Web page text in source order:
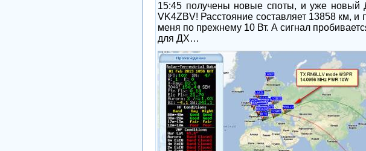
15:45 получены новые споты, и уже новый
VK4ZBV! Расстояние составляет 13858 км,
меня по прежнему 10 Вт. А сигнал
для ДХ…